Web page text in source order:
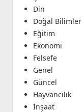
Din
Doğal Bilimler
Eğitim
Ekonomi
Felsefe
Genel
Güncel
Hayvancılık
İnşaat